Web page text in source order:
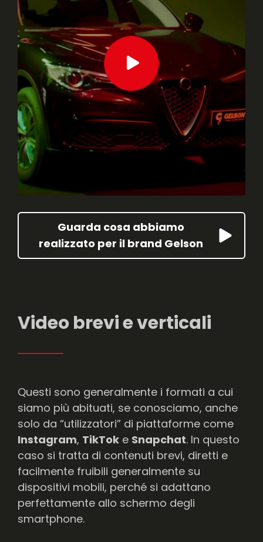
Guarda cosa abbiamo
realizzato per il brand Gelson
Video brevi e verticali
Questi sono generalmente i formati a cui
siamo più abituati, se conosciamo, anche
solo da “utilizzatori” di piattaforme come
Instagram, TikTok e Snapchat. In questo
caso si tratta di contenuti brevi, diretti e
facilmente fruibili generalmente su
dispositivi mobili, perché si adattano
perfettamente allo schermo degli
smartphone.